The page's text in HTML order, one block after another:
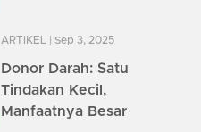
ARTIKEL | Sep 3, 2025
Donor Darah: Satu
Tindakan Kecil,
Manfaatnya Besar